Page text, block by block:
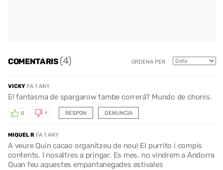
COMENTARIS(4) ORDENA PER
VICKY FA 1 ANY
El fantasma de spargarow tambe correrá? Mundo de chonis.
RESPON
0 1 DENUNCIA
MIQUEL R FA 1 ANY
A veure Quin cacao organitzeu de nou! El purrito i compis
contents. I nosaltres a pringar. Es mes, no vindrem a Andorra
Quan feu aquestes empantanegades estivales